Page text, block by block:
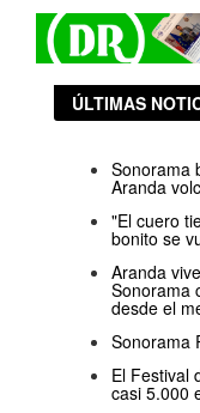
ÚLTIMAS
Sonorama
Aranda
"El cuero
bonito se
Aranda
Sonorama
desde el
Sonorama
El Festival
casi 5.000